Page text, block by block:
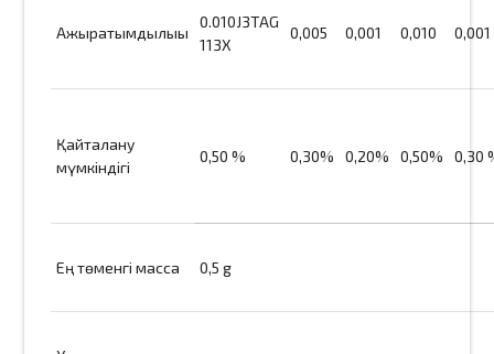
Ажыратымдылығы
0.010J3TAG
113X
0,005 0,001 0,010 0,001
Қайталану
мүмкіндігі
0,50 % 0,30% 0,20% 0,50% 0,30
Ең төменгі масса 0,5 g